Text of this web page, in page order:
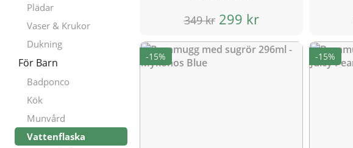
Plädar
Vaser & Krukor
Dukning
För Barn
Badponco
Kök
Munvård
Vattenflaska
349 kr299 kr
-15% -15%